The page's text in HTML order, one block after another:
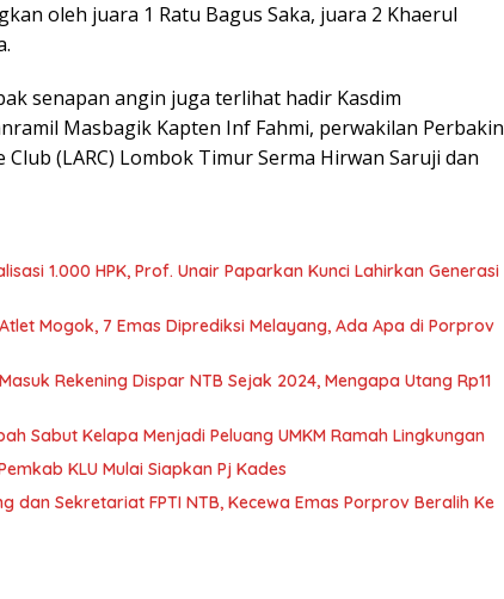
oleh juara 1 Ratu Bagus Saka, juara 2 Khaerul
senapan angin juga terlihat hadir Kasdim
Masbagik Kapten Inf Fahmi, perwakilan Perbakin
(LARC) Lombok Timur Serma Hirwan Saruji dan
1.000 HPK, Prof. Unair Paparkan Kunci Lahirkan Generasi
Mogok, 7 Emas Diprediksi Melayang, Ada Apa di Porprov
Rekening Dispar NTB Sejak 2024, Mengapa Utang Rp11
Sabut Kelapa Menjadi Peluang UMKM Ramah Lingkungan
KLU Mulai Siapkan Pj Kades
dan Sekretariat FPTI NTB, Kecewa Emas Porprov Beralih Ke